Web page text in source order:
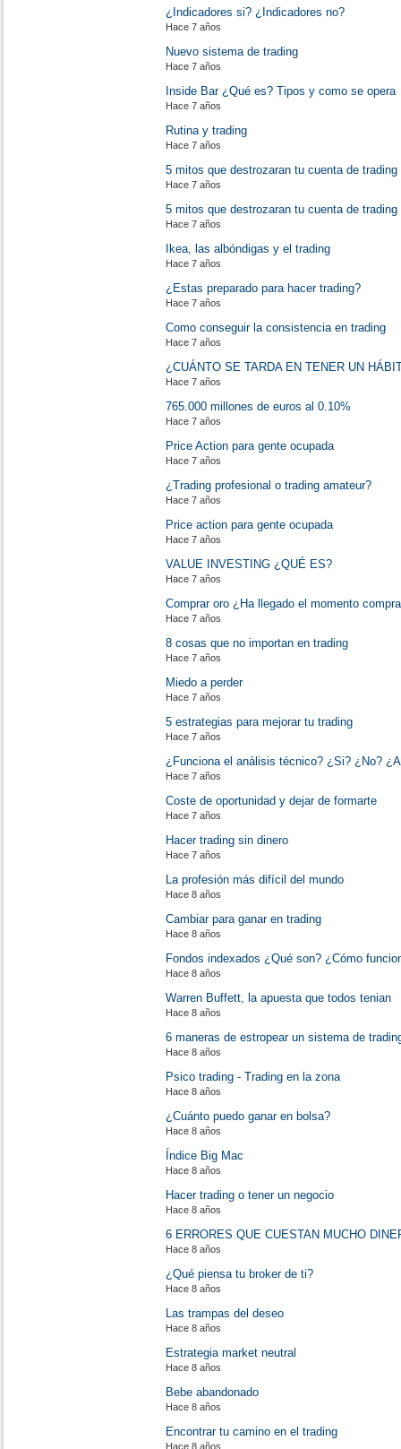
¿Indicadores si? ¿Indicadores no?
Hace 7 años
Nuevo sistema de trading
Hace 7 años
Inside Bar ¿Qué es? Tipos y como se opera
Hace 7 años
Rutina y trading
Hace 7 años
5 mitos que destrozaran tu cuenta de trading
Hace 7 años
5 mitos que destrozaran tu cuenta de trading
Hace 7 años
Ikea, las albóndigas y el trading
Hace 7 años
¿Estas preparado para hacer trading?
Hace 7 años
Como conseguir la consistencia en trading
Hace 7 años
¿CUÁNTO SE TARDA EN TENER UN
Hace 7 años
765.000 millones de euros al 0.10%
Hace 7 años
Price Action para gente ocupada
Hace 7 años
¿Trading profesional o trading amateur?
Hace 7 años
Price action para gente ocupada
Hace 7 años
VALUE INVESTING ¿QUÉ ES?
Hace 7 años
Comprar oro ¿Ha llegado el momento
Hace 7 años
8 cosas que no importan en trading
Hace 7 años
Miedo a perder
Hace 7 años
5 estrategias para mejorar tu trading
Hace 7 años
¿Funciona el análisis técnico? ¿Si? ¿No?
Hace 7 años
Coste de oportunidad y dejar de formarte
Hace 7 años
Hacer trading sin dinero
Hace 7 años
La profesión más difícil del mundo
Hace 8 años
Cambiar para ganar en trading
Hace 8 años
Fondos indexados ¿Qué son? ¿Cómo
Hace 8 años
Warren Buffett, la apuesta que todos tenian
Hace 8 años
6 maneras de estropear un sistema de
Hace 8 años
Psico trading - Trading en la zona
Hace 8 años
¿Cuánto puedo ganar en bolsa?
Hace 8 años
Índice Big Mac
Hace 8 años
Hacer trading o tener un negocio
Hace 8 años
6 ERRORES QUE CUESTAN MUCHO
Hace 8 años
¿Qué piensa tu broker de ti?
Hace 8 años
Las trampas del deseo
Hace 8 años
Estrategia market neutral
Hace 8 años
Bebe abandonado
Hace 8 años
Encontrar tu camino en el trading
Hace 8 años